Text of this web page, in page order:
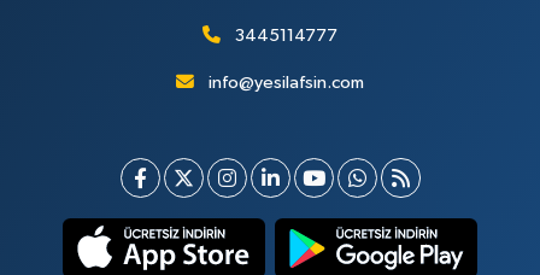
3445114777
info@yesilafsin.com